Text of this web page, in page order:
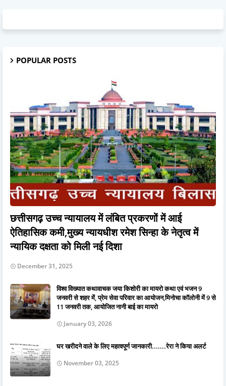
POPULAR POSTS
छत्तीसगढ़ उच्च न्यायालय में लंबित प्रकरणों में आई
ऐतिहासिक कमी,मुख्य न्यायधीश रमेश सिन्हा के नेतृत्व में
न्यायिक दक्षता को मिली नई दिशा
December 31, 2025
विश्व विख्यात कथावाचक जया किशोरी का मायरो कथा एवं भजन 9
जनवरी से शहर में, प्रेम सेवा परिवार का आयोजन,मिनोचा कॉलोनी में 9 से
11 जनवरी तक, आयोजित नानी बाई का मायरो
January 03, 2026
घर खरीदने वाले के लिए महत्वपूर्ण जानकारी.......रेरा ने किया अलर्ट
November 03, 2025